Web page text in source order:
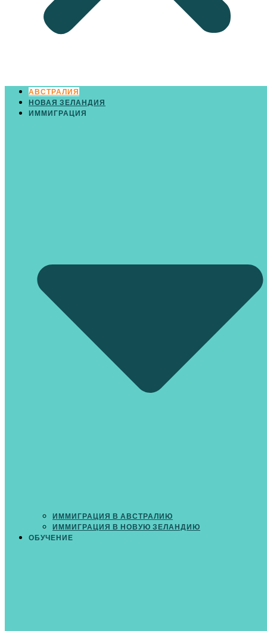
АВСТРАЛИЯ
НОВАЯ ЗЕЛАНДИЯ
ИММИГРАЦИЯ
ИММИГРАЦИЯ В АВСТРАЛИЮ
ИММИГРАЦИЯ В НОВУЮ ЗЕЛАНДИЮ
ОБУЧЕНИЕ